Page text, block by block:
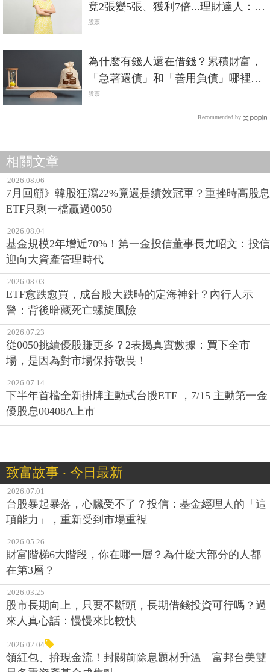
一樣？
股票
2026.08.06
7月回顧》韓股狂瀉22%竟還是績效冠軍？重挫時高股息
ETF只剩一檔贏過0050
2026.08.04
基金規模2年增近70%！第一金投信董事長尤昭文：投信
迎向大資產管理時代
2026.08.03
ETF愈跌愈買，成台股大跌時的定海神針？內行人示
警：背後暗藏死亡螺旋風險
2026.07.23
從0050挑績優股賺更多？2表揭真實數據：買下全市
場，是因為對市場保持敬畏！
2026.07.14
下半年首檔全新掛牌主動式台股ETF ，7/15 主動第一金
優股息00408A上市
2026.07.01
台股暴起暴落，心臟受不了？投信：基金經理人的「這
項能力」，重新受到市場重視
2026.05.26
財富階梯6大階段，你在哪一層？為什麼大部分的人都
在第3層？
2026.03.25
股市長期向上，只要不斷頭，長期借錢投資可行嗎？過
來人真心話：慢慢來比較快
2026.02.04
領紅包、拚現金流！封關前除息題材升溫 富邦台美雙
星多重資產基金成焦點
2026.01.28